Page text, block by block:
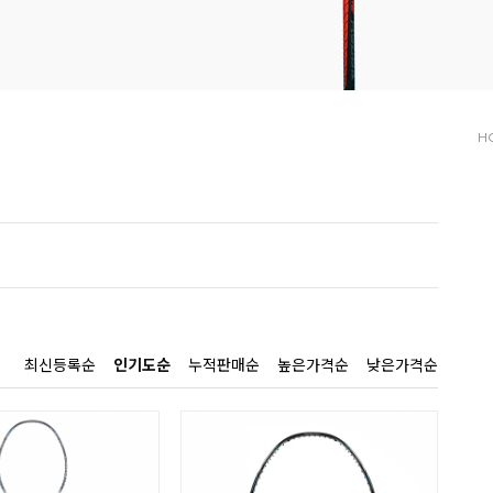
최신등록순 인기도순 누적판매순 높은가격순 낮은가격순